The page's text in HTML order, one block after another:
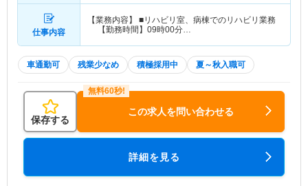
仕事内容
【業務内容】 ■リハビリ室、病棟でのリハビリ業務
【勤務時間】09時00分…
車通勤可 残業少なめ 積極採用中 夏～秋入職可
保存する
この求人を問い合わせる
詳細を見る